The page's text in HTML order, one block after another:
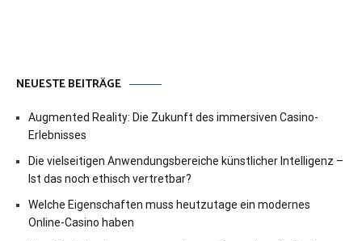
NEUESTE BEITRÄGE
Augmented Reality: Die Zukunft des immersiven Casino-
Erlebnisses
Die vielseitigen Anwendungsbereiche künstlicher Intelligenz –
Ist das noch ethisch vertretbar?
Welche Eigenschaften muss heutzutage ein modernes
Online-Casino haben